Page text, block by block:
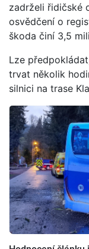
zadrželi řidičské
osvědčení o
škoda činí 3,5
Lze
trvat několik
silnici na trase